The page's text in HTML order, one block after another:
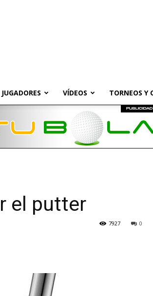
JUGADORES VÍDEOS TORNEOS Y
el putter
0
7927